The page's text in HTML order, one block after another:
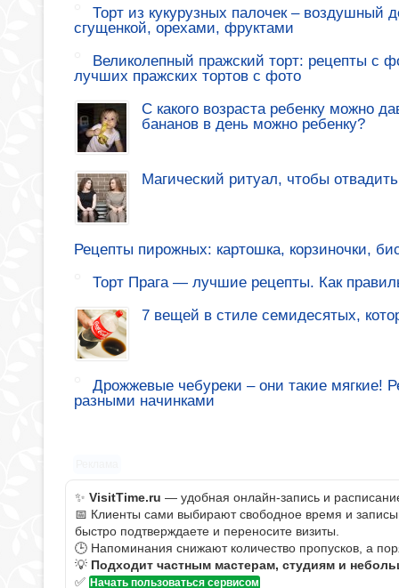
Торт из кукурузных палочек – воздушный
сгущенкой, орехами, фруктами
Великолепный пражский торт: рецепты с
лучших пражских тортов с фото
С какого возраста ребенку можно
бананов в день можно ребенку?
Магический ритуал, чтобы
Рецепты пирожных: картошка, корзиночки,
Торт Прага — лучшие рецепты. Как
7 вещей в стиле семидесятых,
Дрожжевые чебуреки – они такие мягкие!
разными начинками
✨ VisitTime.ru — удобная онлайн-запись и
📅 Клиенты сами выбирают свободное время и
быстро подтверждаете и переносите визиты.
🕒 Напоминания снижают количество пропусков, а
💡 Подходит частным мастерам, студиям и
✅ Начать пользоваться сервисом